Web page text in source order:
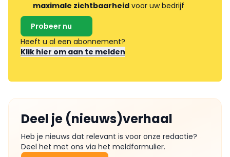
maximale zichtbaarheid voor uw bedrijf
Probeer nu
Heeft u al een abonnement?
Klik hier om aan te melden
Deel je (nieuws)verhaal
Heb je nieuws dat relevant is voor onze redactie?
Deel het met ons via het meldformulier.